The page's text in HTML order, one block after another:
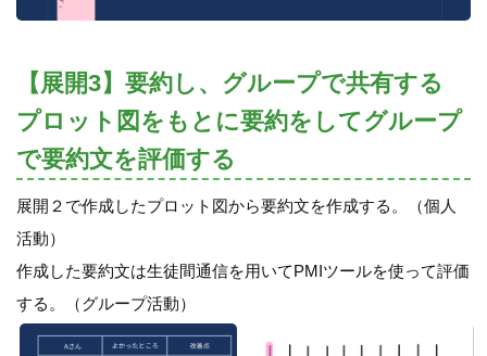
【展開3】要約し、グループで共有する
プロット図をもとに要約をしてグループ
で要約文を評価する
展開２で作成したプロット図から要約文を作成する。（個人
活動）
作成した要約文は生徒間通信を用いてPMIツールを使って評価
する。（グループ活動）